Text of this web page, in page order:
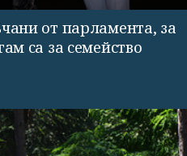
от парламента, за
са за семейство